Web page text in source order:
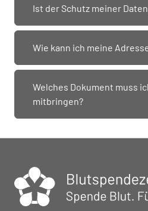
Ist der Schutz meiner
Wie kann ich meine
Welches Dokument muss
mitbringen?